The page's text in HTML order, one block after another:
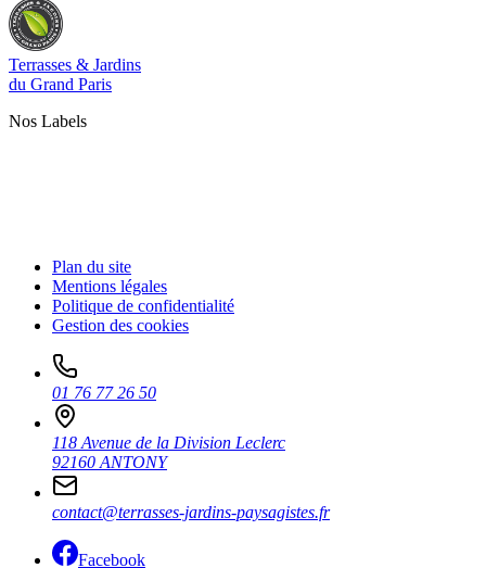
Terrasses & Jardins
du Grand Paris
Nos Labels
Plan du site
Mentions légales
Politique de confidentialité
Gestion des cookies
01 76 77 26 50
118 Avenue de la Division Leclerc
92160 ANTONY
contact@terrasses-jardins-paysagistes.fr
Facebook